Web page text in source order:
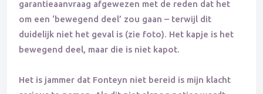
garantieaanvraag afgewezen met de reden dat het
om een ‘bewegend deel’ zou gaan – terwijl dit
duidelijk niet het geval is (zie foto). Het kapje is het
bewegend deel, maar die is niet kapot.
Het is jammer dat Fonteyn niet bereid is mijn klacht